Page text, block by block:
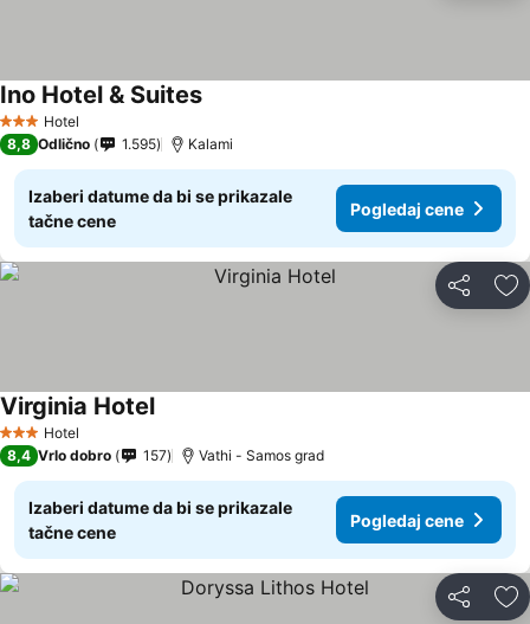
3 Zvezdice
Hotel
Ino Hotel & SuitesPogledaj cene
8,8 Odlično 1.595 Kalami
Izaberi datume da bi se prikazale
tačne cene
Pogledaj cene
Deli
3 Zvezdice
Hotel
Virginia HotelPogledaj cene
8,4 Vrlo dobro 157 Vathi - Samos grad
Izaberi datume da bi se prikazale
tačne cene
Pogledaj cene
Deli